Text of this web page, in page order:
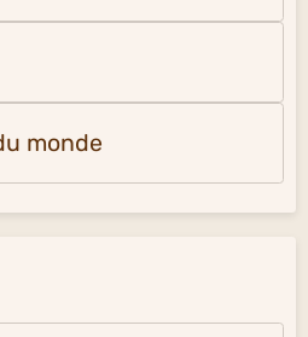
monde